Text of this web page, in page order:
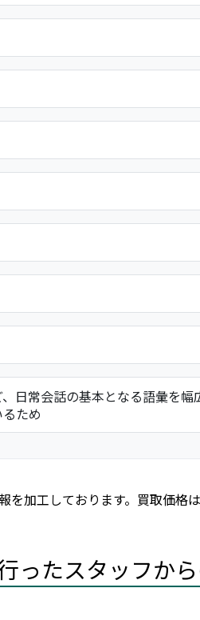
日常会話の基本となる語彙を
ため
加工しております。買取価格
ったスタッフか